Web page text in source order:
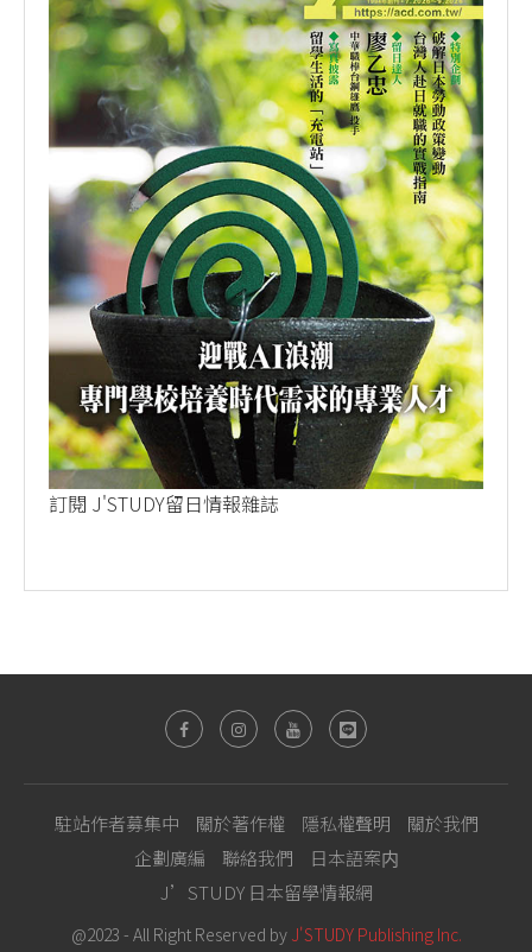
訂閱 J'STUDY留日情報雜誌
駐站作者募集中 關於著作權 隱私權聲明
關於我們
企劃廣編
聯絡我們
日本語案内
J’STUDY 日本留學情報網
@2023 - All Right Reserved by J'STUDY Publishing Inc.